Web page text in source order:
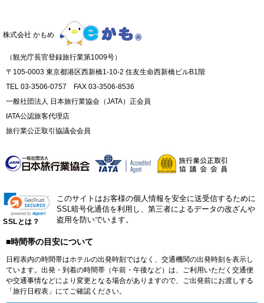
株式会社 かもめ
（観光庁長官登録旅行業第1009号）
〒105-0003 東京都港区西新橋1-10-2 住友生命西新橋ビルB1階
TEL 03-3506-0757 FAX 03-3506-8536
一般社団法人 日本旅行業協会（JATA）正会員
IATA公認旅客代理店
旅行業公正取引協議会会員
SSLとは？
このサイトはお客様の個人情報を安全に送受信するために
SSL暗号化通信を利用し、第三者によるデータの改ざんや
盗用を防いでいます。
■時間帯の目安について
日程表内の時間帯はホテルの出発時刻ではなく、交通機関の出発時刻を表示し
ています。出発・到着の時間帯（午前・午後など）は、ご利用いただく交通便
や交通事情などにより変更となる場合がありますので、ご出発前にお渡しする
「旅行日程表」にてご確認ください。